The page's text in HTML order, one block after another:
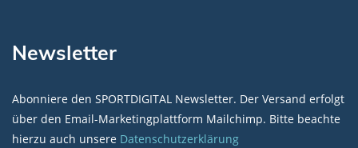
Newsletter
Abonniere den SPORTDIGITAL Newsletter. Der Versand erfolgt
über den Email-Marketingplattform Mailchimp. Bitte beachte
hierzu auch unsere Datenschutzerklärung